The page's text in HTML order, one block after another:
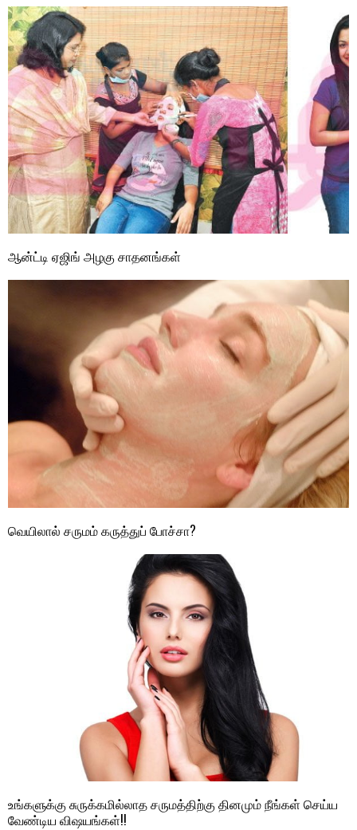
ஆன்ட்டி ஏஜிங் அழகு சாதனங்கள்
வெயிலால் சருமம் கருத்துப் போச்சா?
உங்களுக்கு சுருக்கமில்லாத சருமத்திற்கு தினமும் நீங்கள் செய்ய
வேண்டிய விஷயங்கள்!!